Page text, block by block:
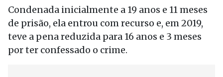
Condenada inicialmente a 19 anos e 11 meses
de prisão, ela entrou com recurso e, em 2019,
teve a pena reduzida para 16 anos e 3 meses
por ter confessado o crime.